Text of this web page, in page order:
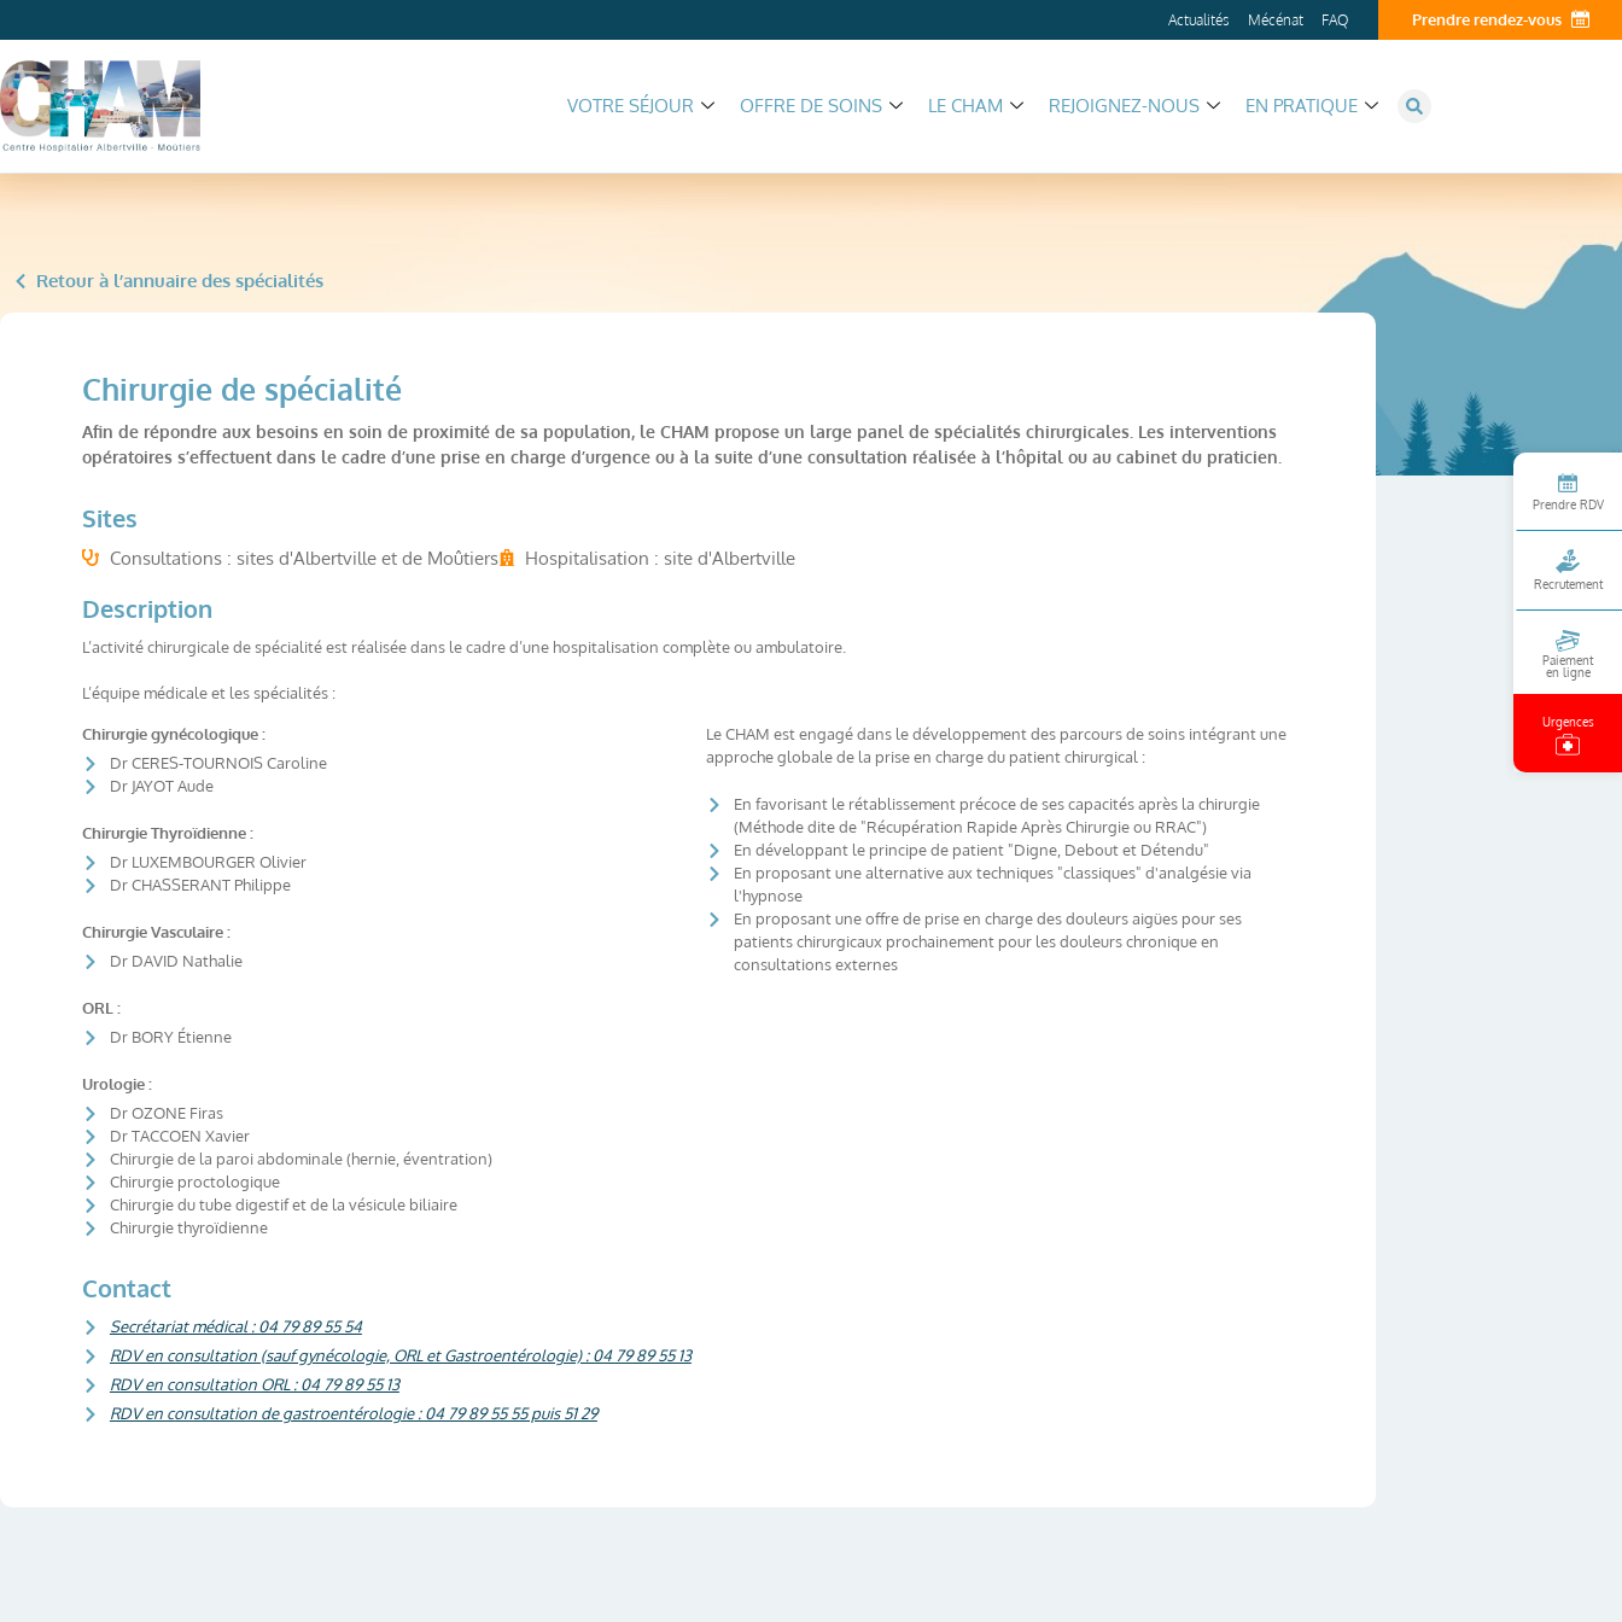
Actualités Mécénat FAQ Prendre rendez-vous
VOTRE SÉJOUR OFFRE DE SOINS LE CHAM REJOIGNEZ-NOUS EN PRATIQUE
Retour à l’annuaire des spécialités
Chirurgie de spécialité
Afin de répondre aux besoins en soin de proximité de sa population, le CHAM propose un large panel de spécialités chirurgicales. Les interventions
opératoires s’effectuent dans le cadre d’une prise en charge d’urgence ou à la suite d’une consultation réalisée à l’hôpital ou au cabinet du praticien.
Sites
Consultations : sites d'Albertville et de Moûtiers Hospitalisation : site d'Albertville
Description
L’activité chirurgicale de spécialité est réalisée dans le cadre d’une hospitalisation complète ou ambulatoire.
L’équipe médicale et les spécialités :
Chirurgie gynécologique :
Dr CERES-TOURNOIS Caroline
Dr JAYOT Aude
Chirurgie Thyroïdienne :
Dr LUXEMBOURGER Olivier
Dr CHASSERANT Philippe
Chirurgie Vasculaire :
Dr DAVID Nathalie
ORL :
Dr BORY Étienne
Urologie :
Dr OZONE Firas
Dr TACCOEN Xavier
Chirurgie de la paroi abdominale (hernie, éventration)
Chirurgie proctologique
Chirurgie du tube digestif et de la vésicule biliaire
Chirurgie thyroïdienne
Le CHAM est engagé dans le développement des parcours de soins intégrant une
approche globale de la prise en charge du patient chirurgical :
En favorisant le rétablissement précoce de ses capacités après la chirurgie
(Méthode dite de "Récupération Rapide Après Chirurgie ou RRAC")
En développant le principe de patient "Digne, Debout et Détendu"
En proposant une alternative aux techniques "classiques" d'analgésie via
l'hypnose
En proposant une offre de prise en charge des douleurs aigües pour ses
patients chirurgicaux prochainement pour les douleurs chronique en
consultations externes
Contact
Secrétariat médical : 04 79 89 55 54
RDV en consultation (sauf gynécologie, ORL et Gastroentérologie) : 04 79 89 55 13
RDV en consultation ORL : 04 79 89 55 13
RDV en consultation de gastroentérologie : 04 79 89 55 55 puis 51 29
Prendre RDV
Recrutement
Paiement
en ligne
Urgences